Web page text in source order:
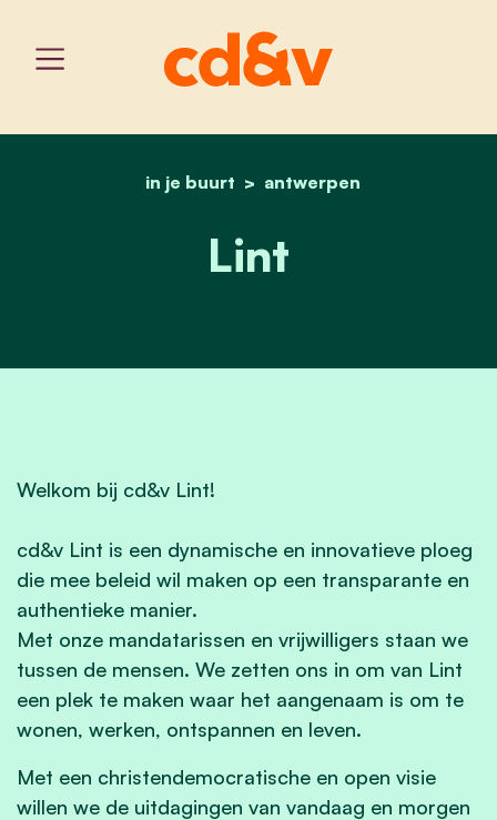
home
in je buurt antwerpen
lint
Lint
Welkom bij cd&v Lint!
cd&v Lint is een dynamische en innovatieve ploeg
die mee beleid wil maken op een transparante en
authentieke manier.
Met onze mandatarissen en vrijwilligers staan we
tussen de mensen. We zetten ons in om van Lint
een plek te maken waar het aangenaam is om te
wonen, werken, ontspannen en leven.
Met een christendemocratische en open visie
willen we de uitdagingen van vandaag en morgen